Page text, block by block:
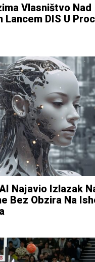
Vlasništvo Nad
Lancem DIS U
Najavio Izlazak
Bez Obzira Na